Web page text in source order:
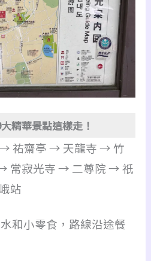
精華景點這樣走！
祐齋亭 → 天龍寺 → 竹
常寂光寺 → 二尊院 → 祇
站
和小零食，路線沿途餐